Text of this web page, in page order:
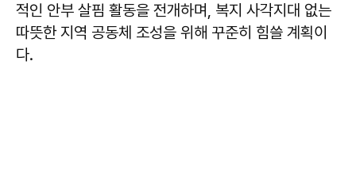
적인 안부 살핌 활동을 전개하며, 복지 사각지대 없는
따뜻한 지역 공동체 조성을 위해 꾸준히 힘쓸 계획이
다.